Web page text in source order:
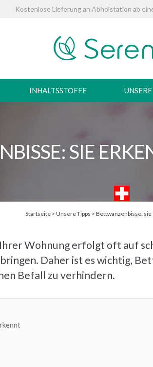
Kostenlose Lieferung an Abholstation ab
INHALTSSTOFFE
SIE
Startseite > Unsere Tipps > Bettwanzenbisse:
Wohnung erfolgt oft auf
Daher ist es wichtig,
Befall zu verhindern.